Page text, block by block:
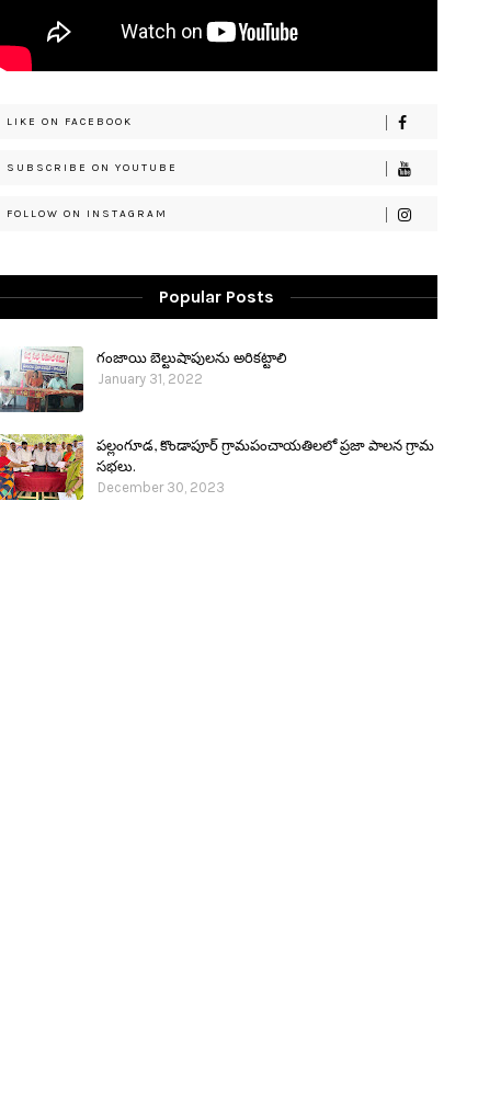
LIKE ON FACEBOOK
SUBSCRIBE ON YOUTUBE
FOLLOW ON INSTAGRAM
Popular Posts
గంజాయి బెల్టుషాపులను అరికట్టాలి
January 31, 2022
పల్లంగూడ, కొండాపూర్ గ్రామపంచాయతిలలో ప్రజా పాలన గ్రామ
సభలు.
December 30, 2023